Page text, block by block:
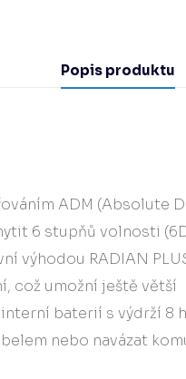
Popis produktu
ADM (Absolute
6 stupňů volnosti
výhodou RADIAN
což umožní ještě větší
baterií s výdrží 8
nebo navázat